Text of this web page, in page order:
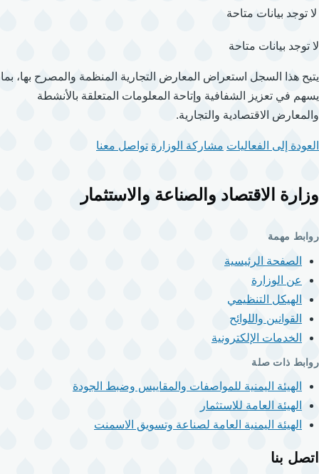
لا توجد بيانات متاحة
لا توجد بيانات متاحة
يتيح هذا السجل استعراض المعارض التجارية المنظمة والمصرح بها، بما
يسهم في تعزيز الشفافية وإتاحة المعلومات المتعلقة بالأنشطة
والمعارض الاقتصادية والتجارية.
العودة إلى الفعاليات مشاركة الوزارة تواصل معنا
وزارة الاقتصاد والصناعة والاستثمار
روابط مهمة
الصفحة الرئيسية
عن الوزارة
الهيكل التنظيمي
القوانين واللوائح
الخدمات الإلكترونية
روابط ذات صلة
الهيئة اليمنية للمواصفات والمقاييس وضبط الجودة
الهيئة العامة للاستثمار
الهيئة اليمنية العامة لصناعة وتسويق الاسمنت
اتصل بنا